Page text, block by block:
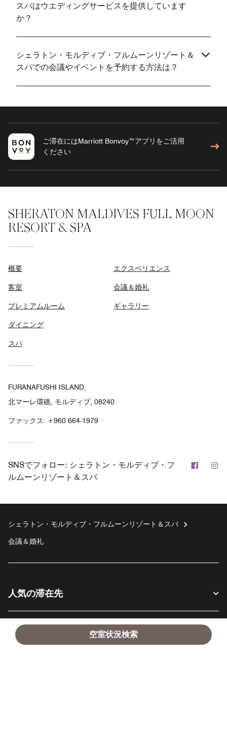
空室状況検索
スパはウエディングサービスを提供しています
か？
シェラトン・モルディブ・フルムーンリゾート＆
スパでの会議やイベントを予約する方法は？
ご滞在にはMarriott Bonvoy™アプリをご活用
ください
SHERATON MALDIVES FULL MOON
RESORT & SPA
概要
客室
プレミアムルーム
ダイニング
スパ
エクスペリエンス
会議＆婚礼
ギャラリー
FURANAFUSHI ISLAND,
北マーレ環礁, モルディブ, 08240
ファックス: +960 664-1979
SNSでフォロー: シェラトン・モルディブ・フ
ルムーンリゾート＆スパ
シェラトン・モルディブ・フルムーンリゾート＆スパ
会議＆婚礼
人気の滞在先
お客様へ